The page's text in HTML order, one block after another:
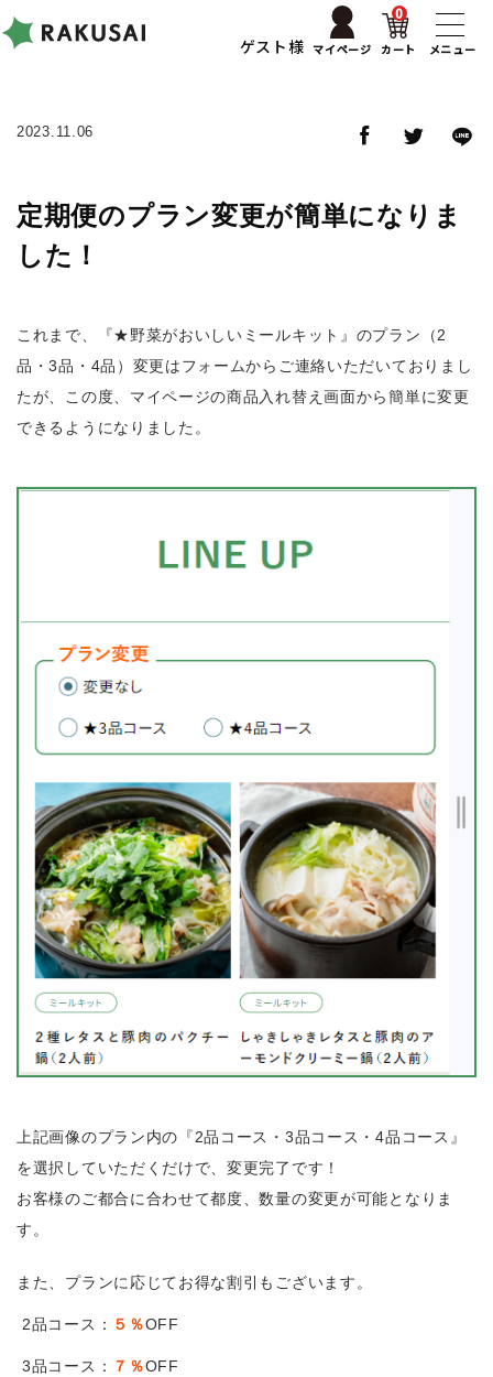
ゲスト様 マイページ カート
0
メニュー
2023.11.06
定期便のプラン変更が簡単になりま
した！
これまで、『★野菜がおいしいミールキット』のプラン（2
品・3品・4品）変更はフォームからご連絡いただいておりまし
たが、この度、マイページの商品入れ替え画面から簡単に変更
できるようになりました。
上記画像のプラン内の『2品コース・3品コース・4品コース』
を選択していただくだけで、変更完了です！
お客様のご都合に合わせて都度、数量の変更が可能となりま
す。
また、プランに応じてお得な割引もございます。
2品コース： ５％OFF
3品コース： ７％OFF